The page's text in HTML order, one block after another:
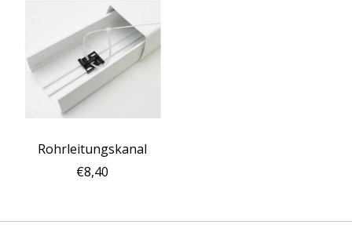
Rohrleitungskanal
€8,40